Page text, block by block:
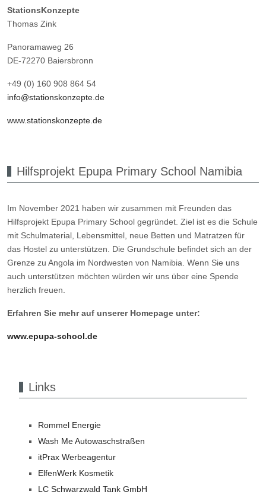
StationsKonzepte
Thomas Zink
Panoramaweg 26
DE-72270 Baiersbronn
+49 (0) 160 908 864 54
info@stationskonzepte.de
www.stationskonzepte.de
Hilfsprojekt Epupa Primary School Namibia
Im November 2021 haben wir zusammen mit Freunden das
Hilfsprojekt Epupa Primary School gegründet. Ziel ist es die Schule
mit Schulmaterial, Lebensmittel, neue Betten und Matratzen für
das Hostel zu unterstützen. Die Grundschule befindet sich an der
Grenze zu Angola im Nordwesten von Namibia. Wenn Sie uns
auch unterstützen möchten würden wir uns über eine Spende
herzlich freuen.
Erfahren Sie mehr auf unserer Homepage unter:
www.epupa-school.de
Links
Rommel Energie
Wash Me Autowaschstraßen
itPrax Werbeagentur
ElfenWerk Kosmetik
LC Schwarzwald Tank GmbH